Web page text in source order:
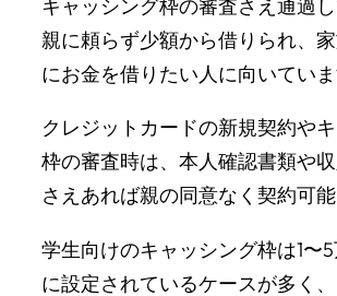
キャッシング枠の審査さえ通過し
親に頼らず少額から借りられ、
にお金を借りたい人に向いていま
クレジットカードの新規契約や
枠の審査時は、本人確認書類や
さえあれば親の同意なく契約可能
学生向けのキャッシング枠は1〜
に設定されているケースが多く